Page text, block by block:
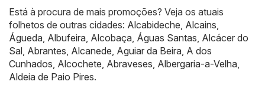
Está à procura de mais promoções? Veja os atuais
folhetos de outras cidades: Alcabideche, Alcains,
Águeda, Albufeira, Alcobaça, Águas Santas, Alcácer do
Sal, Abrantes, Alcanede, Aguiar da Beira, A dos
Cunhados, Alcochete, Abraveses, Albergaria-a-Velha,
Aldeia de Paio Pires.